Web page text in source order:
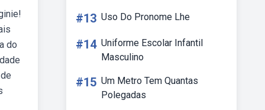
do
#13 Uso Do Pronome Lhe
#14 Uniforme Escolar Infantil
Masculino
#15 Um Metro Tem Quantas
Polegadas